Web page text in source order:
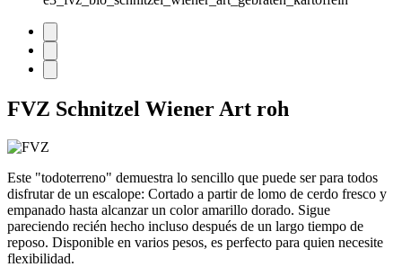
FVZ Schnitzel Wiener Art roh
Este "todoterreno" demuestra lo sencillo que puede ser para todos
disfrutar de un escalope: Cortado a partir de lomo de cerdo fresco y
empanado hasta alcanzar un color amarillo dorado. Sigue
pareciendo recién hecho incluso después de un largo tiempo de
reposo. Disponible en varios pesos, es perfecto para quien necesite
flexibilidad.